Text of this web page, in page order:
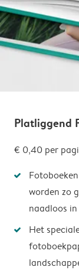
Platliggend
€ 0,40 per
worden zo
naadloos
Het